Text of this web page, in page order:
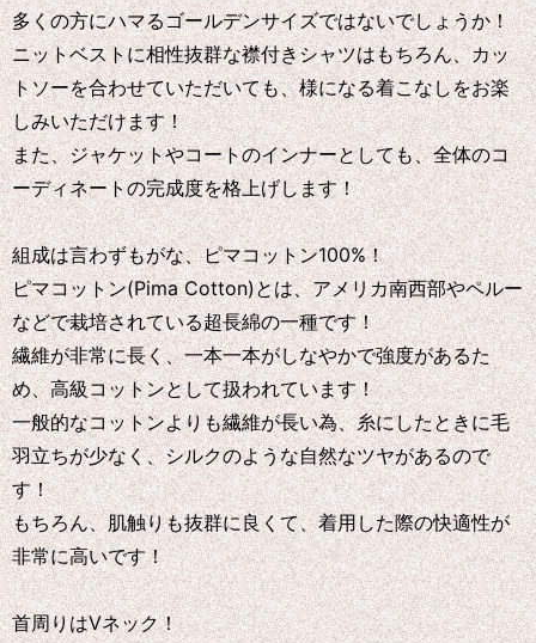
多くの方にハマるゴールデンサイズではないでしょうか！
ニットベストに相性抜群な襟付きシャツはもちろん、カッ
トソーを合わせていただいても、様になる着こなしをお楽
しみいただけます！
また、ジャケットやコートのインナーとしても、全体のコ
ーディネートの完成度を格上げします！
組成は言わずもがな、ピマコットン100%！
ピマコットン(Pima Cotton)とは、アメリカ南西部やペルー
などで栽培されている超長綿の一種です！
繊維が非常に長く、一本一本がしなやかで強度があるた
め、高級コットンとして扱われています！
一般的なコットンよりも繊維が長い為、糸にしたときに毛
羽立ちが少なく、シルクのような自然なツヤがあるので
す！
もちろん、肌触りも抜群に良くて、着用した際の快適性が
非常に高いです！
首周りはVネック！